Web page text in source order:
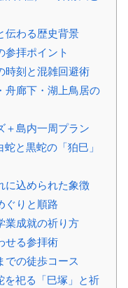
伝わる歴史背景
参拝ポイント
時刻と混雑回避術
舟廊下・湖上鳥居の
＋島内一周プラン
と黒蛇の「狛巳」
に込められた象徴
ぐりと順路
業成就の祈り方
せる参拝術
での徒歩コース
祀る「巳塚」と祈